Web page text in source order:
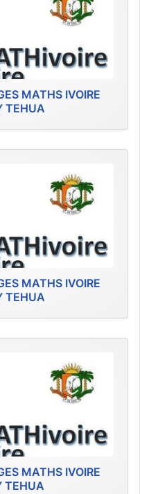
MATHS IVOIRE
TEHUA
MATHS IVOIRE
TEHUA
MATHS IVOIRE
TEHUA